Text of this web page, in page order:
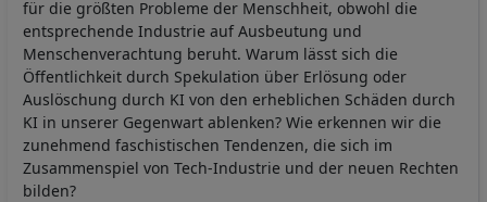
für die größten Probleme der Menschheit, obwohl die
entsprechende Industrie auf Ausbeutung und
Menschenverachtung beruht. Warum lässt sich die
Öffentlichkeit durch Spekulation über Erlösung oder
Auslöschung durch KI von den erheblichen Schäden durch
KI in unserer Gegenwart ablenken? Wie erkennen wir die
zunehmend faschistischen Tendenzen, die sich im
Zusammenspiel von Tech-Industrie und der neuen Rechten
bilden?